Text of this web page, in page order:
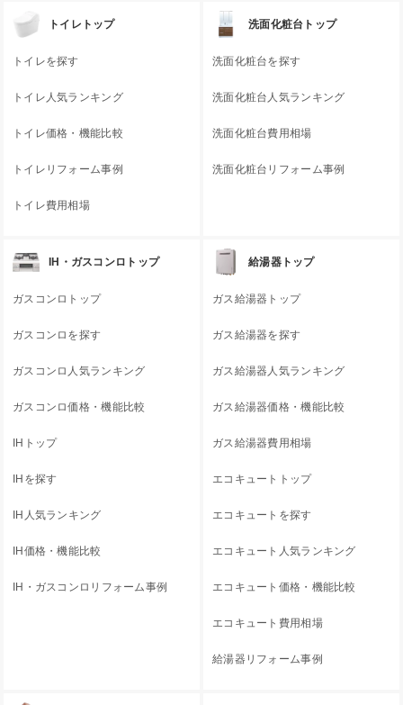
トイレトップ
トイレを探す
トイレ人気ランキング
トイレ価格・機能比較
トイレリフォーム事例
トイレ費用相場
洗面化粧台トップ
洗面化粧台を探す
洗面化粧台人気ランキング
洗面化粧台費用相場
洗面化粧台リフォーム事例
IH・ガスコンロトップ
ガスコンロトップ
ガスコンロを探す
ガスコンロ人気ランキング
ガスコンロ価格・機能比較
IHトップ
IHを探す
IH人気ランキング
IH価格・機能比較
IH・ガスコンロリフォーム事例
給湯器トップ
ガス給湯器トップ
ガス給湯器を探す
ガス給湯器人気ランキング
ガス給湯器価格・機能比較
ガス給湯器費用相場
エコキュートトップ
エコキュートを探す
エコキュート人気ランキング
エコキュート価格・機能比較
エコキュート費用相場
給湯器リフォーム事例